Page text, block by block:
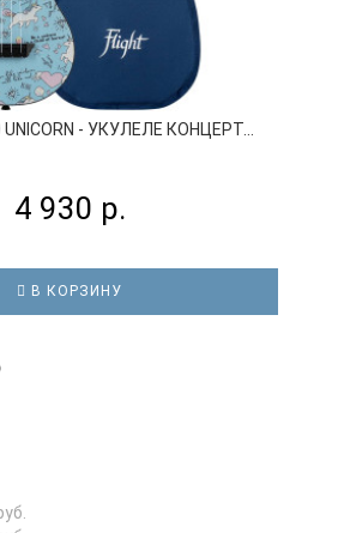
UNICORN - УКУЛЕЛЕ КОНЦЕРТ...
4 930 р.
В КОРЗИНУ